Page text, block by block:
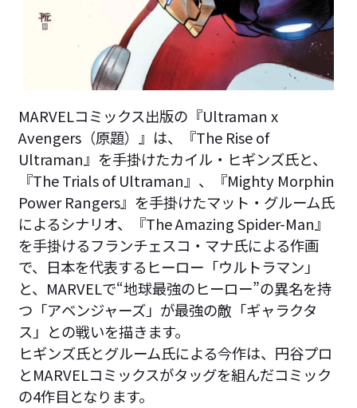
MARVELコミックス出版の『Ultraman x
Avengers（原題）』は、『The Rise of
Ultraman』を手掛けたカイル・ヒギンズ氏と、
『The Trials of Ultraman』、『Mighty Morphin
Power Rangers』を手掛けたマット・グルーム氏
によるシナリオ、『The Amazing Spider-Man』
を手掛けるフランチェスコ・マナ氏による作画
で、日本を代表するヒーロー「ウルトラマン」
と、MARVELで“地球最強のヒーロー”の異名を持
つ「アベンジャーズ」が最強の敵「ギャラクタ
ス」との戦いを描きます。
ヒギンズ氏とグルーム氏による今作は、円谷プロ
とMARVELコミックスがタッグを組んだコミック
の4作目となります。